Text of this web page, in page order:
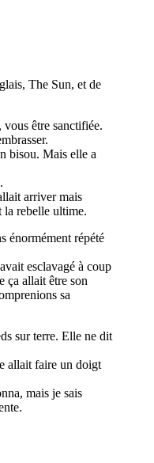
The Sun, et de
être sanctifiée.
bisou. Mais elle a
arriver mais
la rebelle ultime.
énormément répété
esclavagé à coup
ça allait être son
sa
sur terre. Elle ne dit
allait faire un doigt
mais je sais